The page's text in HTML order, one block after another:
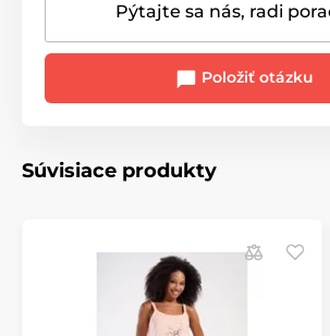
Pýtajte sa nás, radi
Položiť otázku
Súvisiace produkty